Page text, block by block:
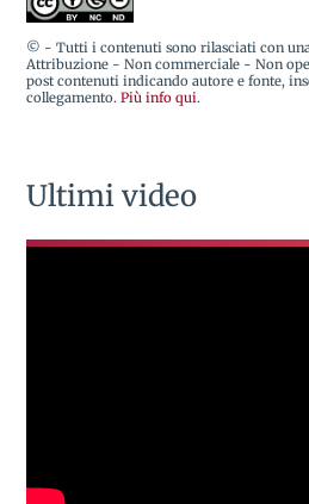
© - Tutti i contenuti sono rilasciati con
Attribuzione - Non commerciale - Non
post contenuti indicando autore e fonte,
collegamento.Più info qui.
Ultimi video